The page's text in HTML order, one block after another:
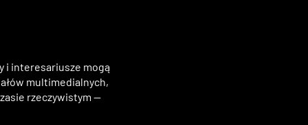
i interesariusze mogą
multimedialnych,
rzeczywistym —